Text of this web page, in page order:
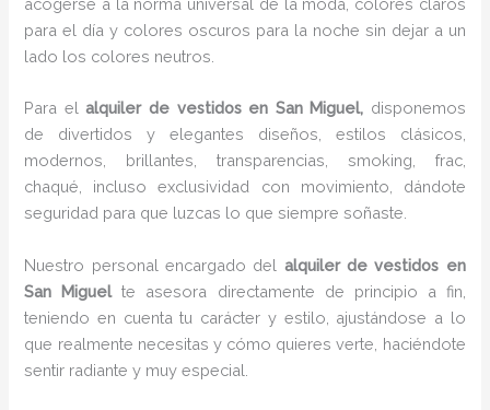
para el día y colores oscuros para la noche sin dejar a un
lado los colores neutros.
Para elalquiler de vestidos en San Miguel, disponemos
de
divertidos y elegantes diseños, estilos clásicos,
modernos, brillantes, transparencias, smoking, frac,
chaqué, incluso exclusividad con movimiento, dándote
seguridad para que luzcas lo que siempre soñaste.
Nuestro personal encargado del alquiler de vestidos en
San Miguelte asesora directamente de principio a fin,
teniendo en cuenta tu carácter y estilo, ajustándose a lo
que realmente necesitas y cómo quieres verte, haciéndote
sentir radiante y muy especial.